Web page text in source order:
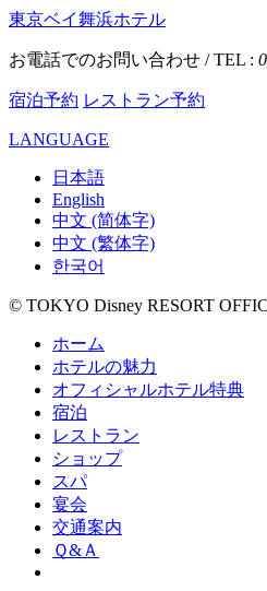
東京ベイ舞浜ホテル
お電話でのお問い合わせ / TEL :
宿泊予約 レストラン予約
LANGUAGE
日本語
English
中文 (简体字)
中文 (繁体字)
한국어
© TOKYO Disney RESORT
ホーム
ホテルの魅力
オフィシャルホテル特典
宿泊
レストラン
ショップ
スパ
宴会
交通案内
Ｑ&Ａ